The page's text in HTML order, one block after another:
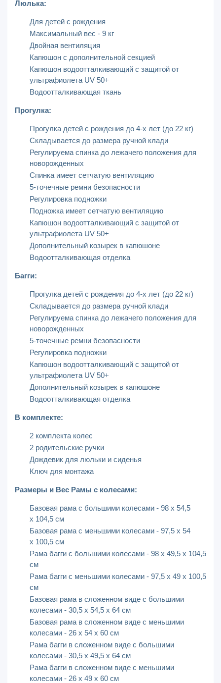
Люлька:
Для детей с рождения
Максимальный вес - 9 кг
Двойная вентиляция
Капюшон с дополнительной секцией
Капюшон водоотталкивающий с защитой от
ультрафиолета UV 50+
Водоотталкивающая ткань
Прогулка:
Прогулка детей с рождения до 4-х лет (до 22 кг)
Складывается до размера ручной клади
Регулируема спинка до лежачего положения для
новорожденных
Спинка имеет сетчатую вентиляцию
5-точечные ремни безопасности
Регулировка подножки
Подножка имеет сетчатую вентиляцию
Капюшон водоотталкивающий с защитой от
ультрафиолета UV 50+
Дополнительный козырек в капюшоне
Водоотталкивающая отделка
Багги:
Прогулка детей с рождения до 4-х лет (до 22 кг)
Складывается до размера ручной клади
Регулируема спинка до лежачего положения для
новорожденных
5-точечные ремни безопасности
Регулировка подножки
Капюшон водоотталкивающий с защитой от
ультрафиолета UV 50+
Дополнительный козырек в капюшоне
Водоотталкивающая отделка
В комплекте:
2 комплекта колес
2 родительские ручки
Дождевик для люльки и сиденья
Ключ для монтажа
Размеры и Вес Рамы с колесами:
Базовая рама с большими колесами - 98 x 54,5
x 104,5 см
Базовая рама с меньшими колесами - 97,5 x 54
x 100,5 см
Рама багги с большими колесами - 98 x 49,5 x 104,5
см
Рама багги с меньшими колесами - 97,5 x 49 x 100,5
см
Базовая рама в сложенном виде с большими
колесами - 30,5 x 54,5 x 64 см
Базовая рама в сложенном виде с меньшими
колесами - 26 x 54 x 60 см
Рама багги в сложенном виде с большими
колесами - 30,5 x 49,5 x 64 см
Рама багги в сложенном виде с меньшими
колесами - 26 x 49 x 60 см